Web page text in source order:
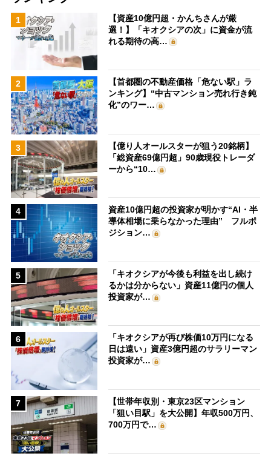
1
【資産10億円超・かんちさんが厳
選！】「キオクシアの次」に資金が流
れる期待の高…
2
【首都圏の不動産価格「危ない駅」ラ
ンキング】“中古マンション売れ行き鈍
化”のワー…
3
【億り人オールスターが狙う20銘柄】
「総資産69億円超」90歳現役トレーダ
ーから“10…
4
資産10億円超の投資家が明かす“AI・半
導体相場に乗らなかった理由” フルポ
ジション…
5
「キオクシアが今後も利益を出し続け
るかは分からない」資産11億円の個人
投資家が…
6
「キオクシアが再び株価10万円になる
日は遠い」資産3億円超のサラリーマン
投資家が…
7
【世帯年収別・東京23区マンション
「狙い目駅」を大公開】年収500万円、
700万円で…